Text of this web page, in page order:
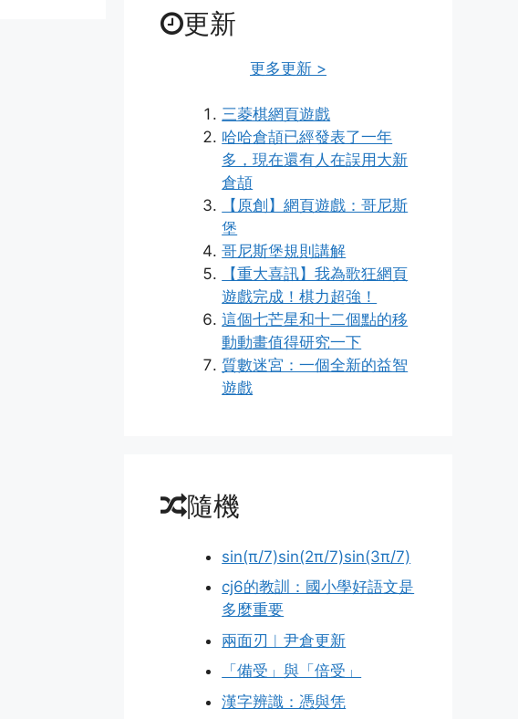
更新
更多更新 >
三菱棋網頁遊戲
哈哈倉頡已經發表了一年
多，現在還有人在誤用大新
倉頡
【原創】網頁遊戲：哥尼斯
堡
哥尼斯堡規則講解
【重大喜訊】我為歌狂網頁
遊戲完成！棋力超強！
這個七芒星和十二個點的移
動動畫值得研究一下
質數迷宮：一個全新的益智
遊戲
隨機
sin(π/7)sin(2π/7)sin(3π/7)
cj6的教訓：國小學好語文是
多麼重要
兩面刃︱尹倉更新
「備受」與「倍受」
漢字辨識：憑與凭